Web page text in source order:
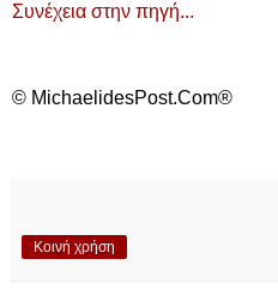
Συνέχεια στην πηγή...
© MichaelidesPost.Com®
Κοινή χρήση